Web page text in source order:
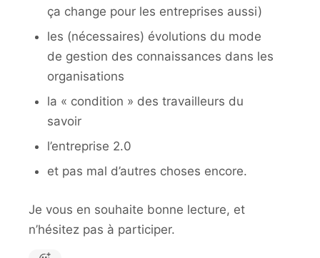
ça change pour les entreprises aussi)
les (nécessaires) évolutions du mode
de gestion des connaissances dans les
organisations
la « condition » des travailleurs du
savoir
l’entreprise 2.0
et pas mal d’autres choses encore.
Je vous en souhaite bonne lecture, et
n’hésitez pas à participer.